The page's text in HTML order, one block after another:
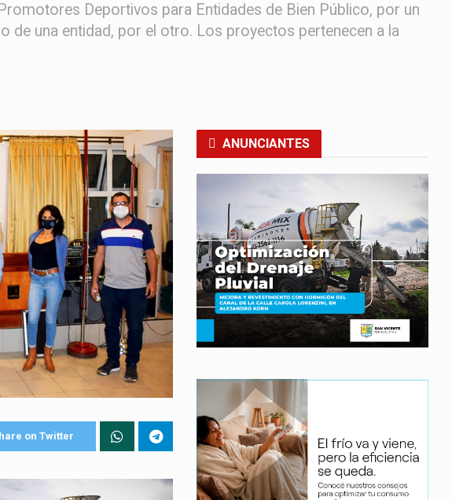
Deportivos para Entidades de Bien Público, por un
de una entidad, por el otro. Los proyectos pertenecen a la
on Twitter
ANUNCIANTES